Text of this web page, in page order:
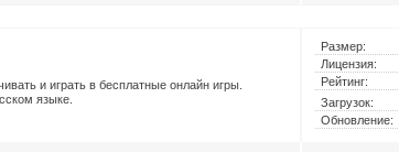
и играть в бесплатные онлайн игры.
языке.
Размер:
Лицензия:
Рейтинг:
Загрузок:
Обновление: